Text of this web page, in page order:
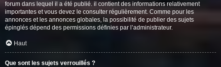
forum dans lequel il a été publié. il contient des informations relativement
importantes et vous devez le consulter régulièrement. Comme pour les
annonces et les annonces globales, la possibilité de publier des sujets
épinglés dépend des permissions définies par l’administrateur.
Haut
Que sont les sujets verrouillés ?